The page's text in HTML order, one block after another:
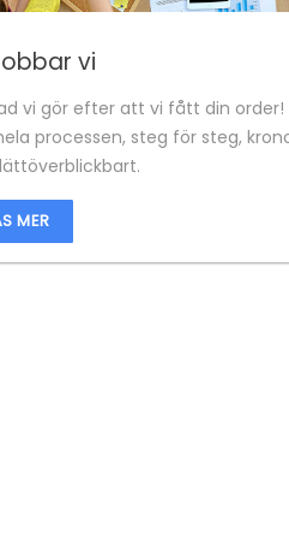
vi
vi gör efter att vi fått din order!
processen, steg för steg,
MER